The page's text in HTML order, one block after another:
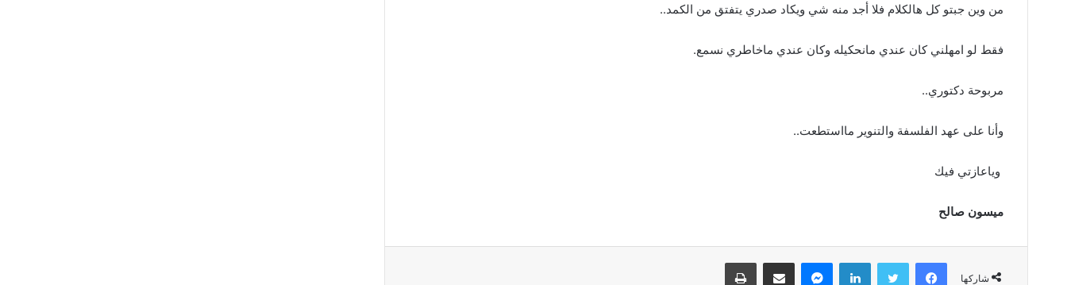
من‭ ‬وين‭ ‬جبتو‭ ‬كل‭ ‬هالكلام‭ ‬فلا‭ ‬أجد‭ ‬منه‭ ‬شي‭ ‬ويكاد‭ ‬صدري‭ ‬يتفتق‭ ‬من‭ ‬الكمد‭..‬
فقط‭ ‬لو‭ ‬امهلني‭ ‬كان‭ ‬عندي‭ ‬مانحكيله‭ ‬وكان‭ ‬عندي‭ ‬ماخاطري‭ ‬نسمع‭ .‬
مربوحة‭ ‬دكتوري‭..‬
وأنا‭ ‬على‭ ‬عهد‭ ‬الفلسفة‭ ‬والتنوير‭ ‬مااستطعت‭..‬
ميسون‭ ‬صالح
شاركها
فيسبوك تويتر لينكدإن ماسنجر مشاركة عبر البريد طباعة